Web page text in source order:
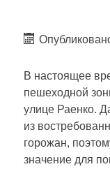
В настоящее
пешеходной
улице Раенко.
из
горожан,
значение для